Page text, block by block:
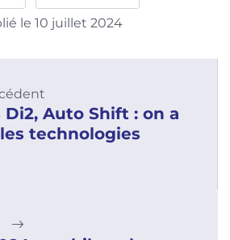
le 10 juillet 2024
Di2, Auto Shift : on a
technologies